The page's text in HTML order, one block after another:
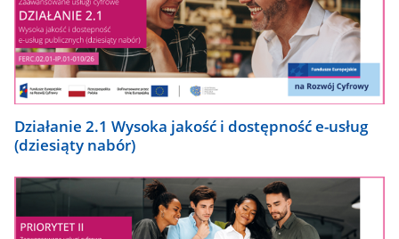
Działanie 2.1 Wysoka jakość i dostępność e-usług
(dziesiąty nabór)